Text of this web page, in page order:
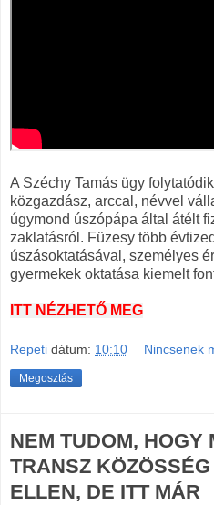
A Széchy Tamás ügy
közgazdász, arccal, névvel
úgymond úszópápa által átélt
zaklatásról. Füzesy több
úszásoktatásával, személyes
gyermekek oktatása kiemelt
ITT NÉZHETŐ MEG
Repeti dátum: 10:10 Nincsenek
Megosztás
NEM TUDOM, HOGY
TRANSZ
ELLEN, DE ITT MÁR